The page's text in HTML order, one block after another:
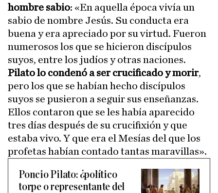
hombre sabio: «En aquella época vivía un
sabio de nombre Jesús. Su conducta era
buena y era apreciado por su virtud. Fueron
numerosos los que se hicieron discípulos
suyos, entre los judíos y otras naciones.
Pilato lo condenó a ser crucificado y morir,
pero los que se habían hecho discípulos
suyos se pusieron a seguir sus enseñanzas.
Ellos contaron que se les había aparecido
tres días después de su crucifixión y que
estaba vivo. Y que era el Mesías del que los
profetas habían contado tantas maravillas».
Poncio Pilato: ¿político
torpe o representante del